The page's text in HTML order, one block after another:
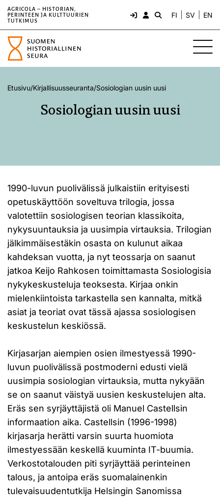
AGRICOLA – HISTORIAN,
PERINTEEN JA KULTTUURIEN
TUTKIMUS
FI SV EN
Etusivu/Kirjallisuusseuranta/Sosiologian uusin uusi
Sosiologian uusin uusi
1990-luvun puolivälissä julkaistiin erityisesti
opetuskäyttöön soveltuva trilogia, jossa
valotettiin sosiologisen teorian klassikoita,
nykysuuntauksia ja uusimpia virtauksia. Trilogian
jälkimmäisestäkin osasta on kulunut aikaa
kahdeksan vuotta, ja nyt teossarja on saanut
jatkoa Keijo Rahkosen toimittamasta Sosiologisia
nykykeskusteluja teoksesta. Kirjaa onkin
mielenkiintoista tarkastella sen kannalta, mitkä
asiat ja teoriat ovat tässä ajassa sosiologisen
keskustelun keskiössä.
Kirjasarjan aiempien osien ilmestyessä 1990-
luvun puolivälissä postmoderni edusti vielä
uusimpia sosiologian virtauksia, mutta nykyään
se on saanut väistyä uusien keskustelujen alta.
Eräs sen syrjäyttäjistä oli Manuel Castellsin
informaation aika. Castellsin (1996-1998)
kirjasarja herätti varsin suurta huomiota
ilmestyessään keskellä kuuminta IT-buumia.
Verkostotalouden piti syrjäyttää perinteinen
talous, ja antoipa eräs suomalainenkin
tulevaisuudentutkija Helsingin Sanomissa